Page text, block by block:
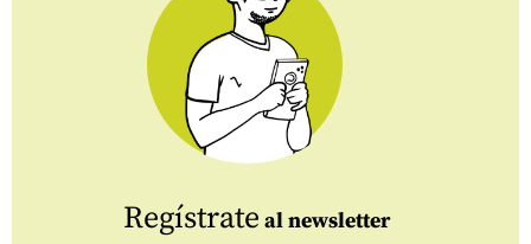
Regístrate al newsletter